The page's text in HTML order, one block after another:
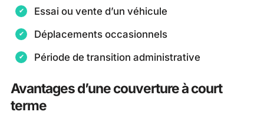
Essai ou vente d’un véhicule
Déplacements occasionnels
Période de transition administrative
Avantages d’une couverture à court
terme